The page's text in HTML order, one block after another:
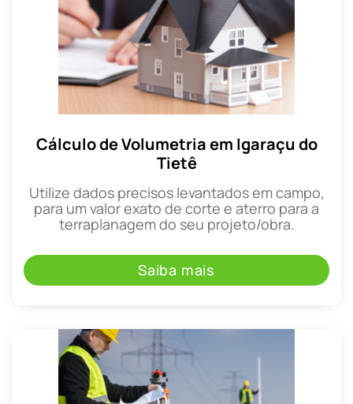
Cálculo de Volumetria em Igaraçu do
Tietê
Utilize dados precisos levantados em campo,
para um valor exato de corte e aterro para a
terraplanagem do seu projeto/obra.
Saiba mais